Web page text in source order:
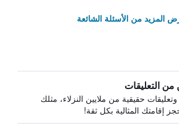
المزيد من الأسئلة الشائعة
من التعليقات
حقيقية من ملايين النزلاء، مثلك
إقامتك المثالية بكل ثقة!